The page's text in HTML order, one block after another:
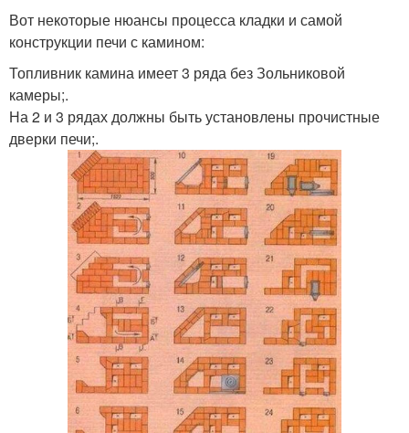
Вот некоторые нюансы процесса кладки и самой
конструкции печи с камином:
Топливник камина имеет 3 ряда без Зольниковой
камеры;.
На 2 и 3 рядах должны быть установлены прочистные
дверки печи;.